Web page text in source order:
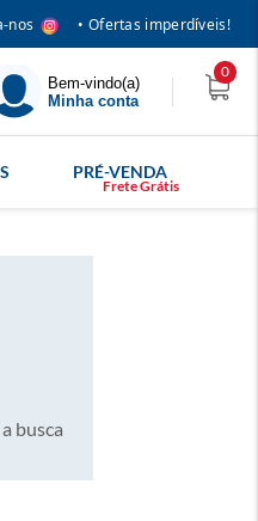
nos • Ofertas imperdíveis!
Bem-vindo(a)
Minha conta
0
PRÉ-VENDA
busca